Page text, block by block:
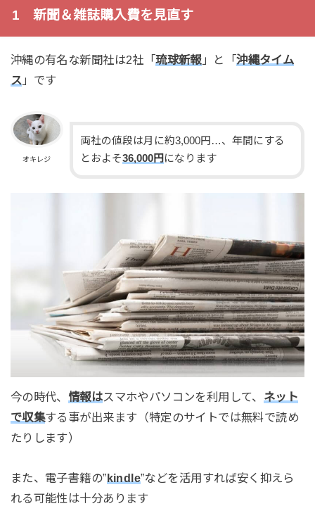
1 新聞＆雑誌購入費を見直す
沖縄の有名な新聞社は2社「琉球新報」と「沖縄タイム
ス 」です
オキレジ
両社の値段は月に約3,000円…、年間にする
とおよそ36,000円 になります
今の時代、 情報はスマホやパソコンを利用して、 ネット
で収集する事が出来ます（特定のサイトでは無料で読め
たりします）
また、電子書籍の” kindle”などを活用すれば安く抑えら
れる可能性は十分あります